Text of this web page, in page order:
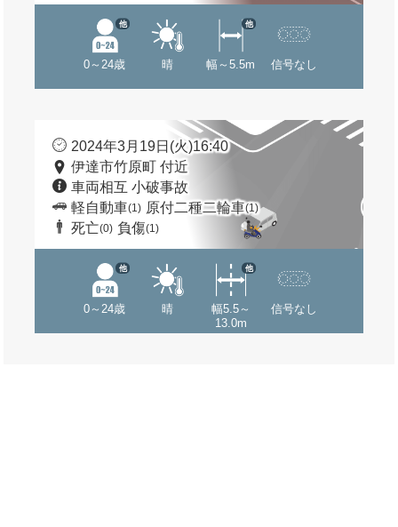
0～24歳
他
晴 幅～5.5m
他
信号なし
2024年3月19日(火)16:40
伊達市竹原町 付近
車両相互 小破事故
軽自動車(1) 原付二種二輪車(1)
死亡(0) 負傷(1)
0～24歳
他
晴
幅5.5～
13.0m
他
信号なし